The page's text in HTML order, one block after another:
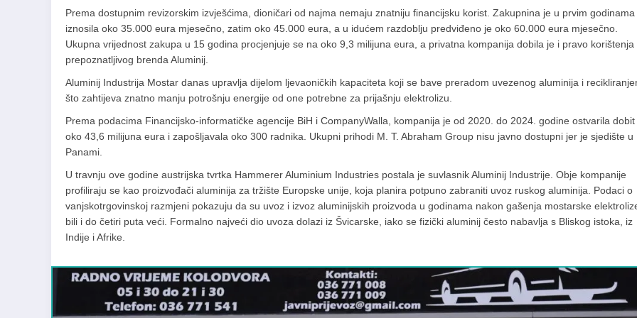
Prema dostupnim revizorskim izvješćima, dioničari od najma nemaju znatniju financijsku korist. Zakupnina je u prvim godinama
iznosila oko 35.000 eura mjesečno, zatim oko 45.000 eura, a u idućem razdoblju predviđeno je oko 60.000 eura mjesečno.
Ukupna vrijednost zakupa u 15 godina procjenjuje se na oko 9,3 milijuna eura, a privatna kompanija dobila je i pravo korištenja
prepoznatljivog brenda Aluminij.
Aluminij Industrija Mostar danas upravlja dijelom ljevaoničkih kapaciteta koji se bave preradom uvezenog aluminija i
što zahtijeva znatno manju potrošnju energije od one potrebne za prijašnju elektrolizu.
Prema podacima Financijsko-informatičke agencije BiH i CompanyWalla, kompanija je od 2020. do 2024. godine ostvarila dobit
oko 43,6 milijuna eura i zapošljavala oko 300 radnika. Ukupni prihodi M. T. Abraham Group nisu javno dostupni jer je sjedište u
Panami.
U travnju ove godine austrijska tvrtka Hammerer Aluminium Industries postala je suvlasnik Aluminij Industrije. Obje kompanije
profiliraju se kao proizvođači aluminija za tržište Europske unije, koja planira potpuno zabraniti uvoz ruskog aluminija. Podaci o
vanjskotrgovinskoj razmjeni pokazuju da su uvoz i izvoz aluminijskih proizvoda u godinama nakon gašenja mostarske
bili i do četiri puta veći. Formalno najveći dio uvoza dolazi iz Švicarske, iako se fizički aluminij često nabavlja s Bliskog istoka, iz
Indije i Afrike.